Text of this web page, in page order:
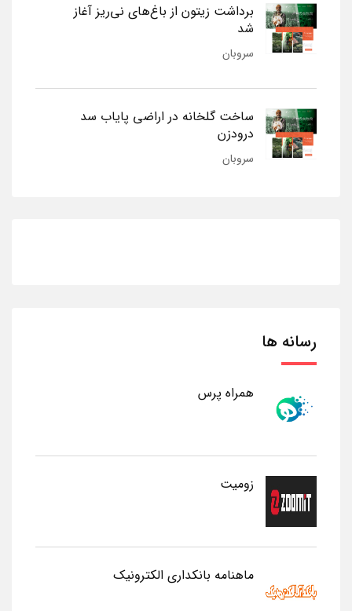
برداشت زیتون از باغ‌های نی‌ریز آغاز
شد
سروبان
ساخت گلخانه در اراضی پایاب سد
درودزن
سروبان
رسانه ها
همراه پرس
زومیت
ماهنامه بانکداری الکترونیک